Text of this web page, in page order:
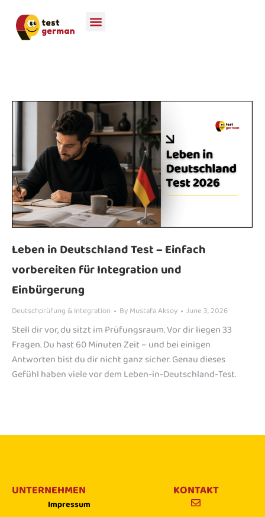
Leben in Deutschland Test – Einfach
vorbereiten für Integration und
Einbürgerung
Deutschprüfung & Integration ByMustafa Aksoy June 3, 2026
Stell dir vor, du sitzt im Prüfungsraum. Vor dir liegen 33
Fragen. Du hast 60 Minuten Zeit – und bei einigen
Antworten bist du dir nicht ganz sicher. Genau dieses
Gefühl haben viele vor dem Leben-in-Deutschland-Test.
UNTERNEHMEN
Impressum
KONTAKT